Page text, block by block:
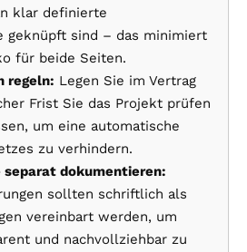
klar definierte
geknüpft sind – das minimiert
für beide Seiten.
regeln: Legen Sie im Vertrag
Frist Sie das Projekt prüfen
um eine automatische
zu verhindern.
separat dokumentieren:
sollten schriftlich als
vereinbart werden, um
und nachvollziehbar zu